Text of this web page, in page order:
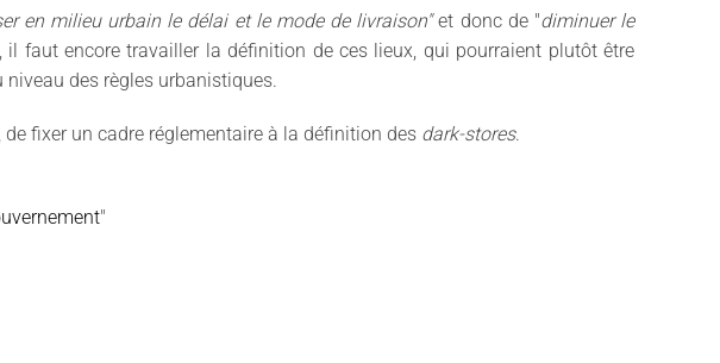
en milieu urbain le délai et le mode de livraison"et donc de "diminuer le
il faut encore travailler la définition de ces lieux, qui pourraient plutôt être
des règles urbanistiques.
fixer un cadre réglementaire à la définition des dark-stores.
"